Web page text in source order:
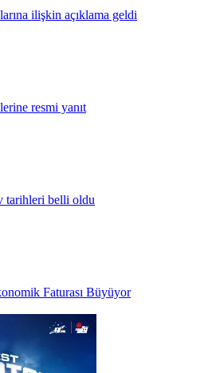
ilişkin açıklama geldi
resmi yanıt
tarihleri belli oldu
Faturası Büyüyor